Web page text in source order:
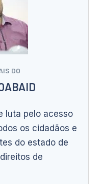
DO
luta pelo acesso
os cidadãos e
do estado de
de